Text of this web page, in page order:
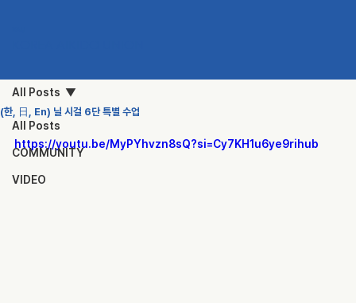
All Posts
COMMUNITY
VIDEO
All Posts
(한, 日, En) 닐 시걸 6단 특별 수업
https://youtu.be/MyPYhvzn8sQ?si=Cy7KH1u6ye9rihub